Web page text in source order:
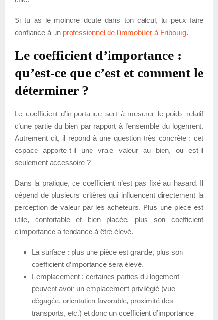
Si tu as le moindre doute dans ton calcul, tu peux faire
confiance à un professionnel de l’immobilier à Fribourg.
Le coefficient d’importance :
qu’est-ce que c’est et comment le
déterminer ?
Le coefficient d’importance sert à mesurer le poids relatif
d’une partie du bien par rapport à l’ensemble du logement.
Autrement dit, il répond à une question très concrète : cet
espace apporte-t-il une vraie valeur au bien, ou est-il
seulement accessoire ?
Dans la pratique, ce coefficient n’est pas fixé au hasard. Il
dépend de plusieurs critères qui influencent directement la
perception de valeur par les acheteurs. Plus une pièce est
utile, confortable et bien placée, plus son coefficient
d’importance a tendance à être élevé.
La surface : plus une pièce est grande, plus son
coefficient d’importance sera élevé.
L’emplacement : certaines parties du logement
peuvent avoir un emplacement privilégié (vue
dégagée, orientation favorable, proximité des
transports, etc.) et donc un coefficient d’importance